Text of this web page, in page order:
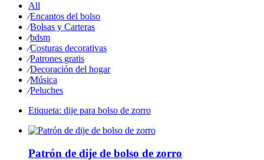
All
⁄Encantos del bolso
⁄Bolsas y Carteras
⁄bdsm
⁄Costuras decorativas
⁄Patrones gratis
⁄Decoración del hogar
⁄Música
⁄Peluches
Etiqueta: dije para bolso de zorro
Patrón de dije de bolso de zorro